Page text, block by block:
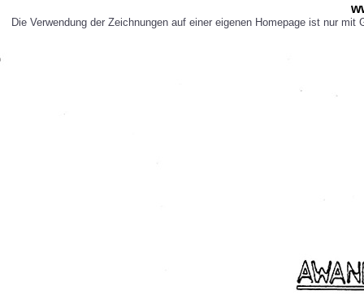
Die Verwendung der Zeichnungen auf einer eigenen Homepage ist nur